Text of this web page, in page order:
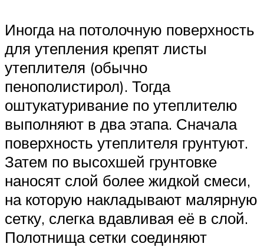
Иногда на потолочную поверхность
для утепления крепят листы
утеплителя (обычно
пенополистирол). Тогда
оштукатуривание по утеплителю
выполняют в два этапа. Сначала
поверхность утеплителя грунтуют.
Затем по высохшей грунтовке
наносят слой более жидкой смеси,
на которую накладывают малярную
сетку, слегка вдавливая её в слой.
Полотнища сетки соединяют